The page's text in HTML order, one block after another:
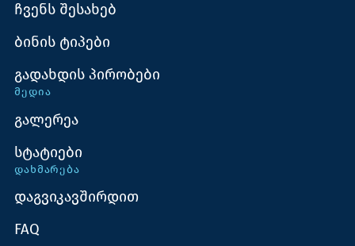
ჩვენს შესახებ
ბინის ტიპები
გადახდის პირობები
ᲛᲔᲓᲘᲐ
გალერეა
სტატიები
ᲓᲐᲮᲛᲐᲠᲔᲑᲐ
დაგვიკავშირდით
FAQ